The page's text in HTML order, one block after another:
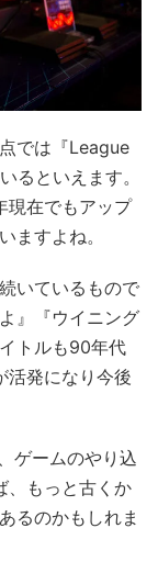
では『League
るといえます。
現在でもアップ
ますよね。
いているもので
』『ウイニング
トルも90年代
活発になり今後
ゲームのやり込
、もっと古くか
るのかもしれま